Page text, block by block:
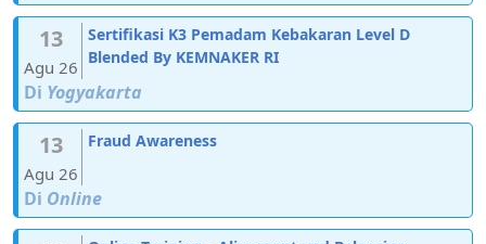
13
Agu 26
Sertifikasi K3 Pemadam Kebakaran Level D
Blended By KEMNAKER RI
Di Yogyakarta
13
Agu 26
Fraud Awareness
Di Online